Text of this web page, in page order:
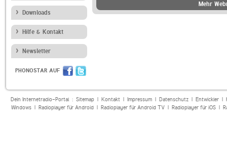
Downloads
Hilfe & Kontakt
Newsletter
PHONOSTAR AUF
Mehr
Dein Internetradio-Portal : Sitemap| Kontakt| Impressum| Datenschutz| Entwickler|
Windows| Radioplayer für Android| Radioplayer für Android TV| Radioplayer für iOS|